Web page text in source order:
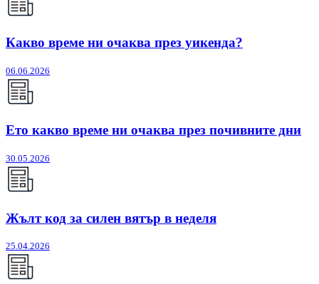
Какво време ни очаква през уикенда?
06.06.2026
Ето какво време ни очаква през почивните дни
30.05.2026
Жълт код за силен вятър в неделя
25.04.2026